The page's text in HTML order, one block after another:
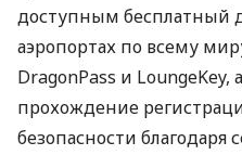
доступным бесплатный
аэропортах по всему
DragonPass и LoungeKey,
прохождение
безопасности благодаря